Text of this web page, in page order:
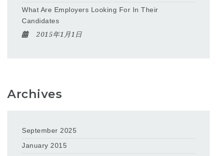
What Are Employers Looking For In Their
Candidates
2015年1月1日
Archives
September 2025
January 2015